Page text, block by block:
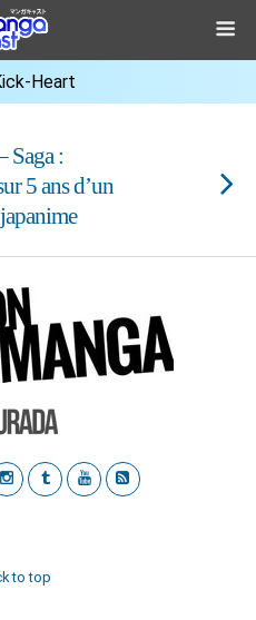
Heart
Saga :
5 ans d’un
to top